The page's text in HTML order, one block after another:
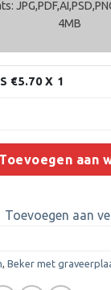
4MB
€5.70X 1
Toevoegen aan
Toevoegen aan
Beker met